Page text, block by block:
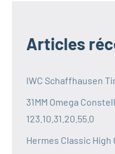
Articles
IWC Schaffhausen
31MM Omega
123.10.31.20.55.0
Hermes Classic High